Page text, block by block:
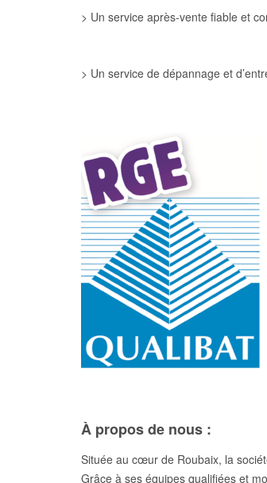
> Un service après-vente fiable et
> Un service de dépannage et
À propos de nous :
Située au cœur de Roubaix, la
Grâce à ses équipes qualifiées et